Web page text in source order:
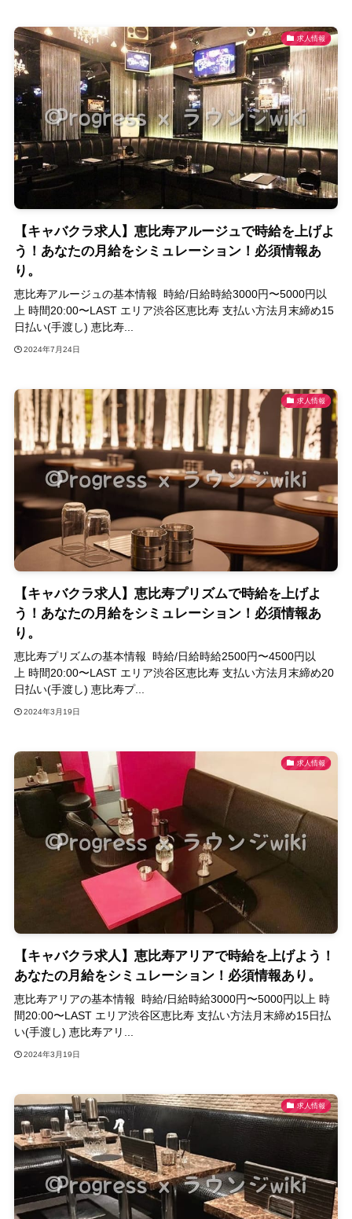
求人情報
【キャバクラ求人】恵比寿アルージュで時給を上げよ
う！あなたの月給をシミュレーション！必須情報あ
り。
恵比寿アルージュの基本情報 時給/日給時給3000円〜5000円以
上 時間20:00〜LAST エリア渋谷区恵比寿 支払い方法月末締め15
日払い(手渡し) 恵比寿...
2024年7月24日
求人情報
【キャバクラ求人】恵比寿プリズムで時給を上げよ
う！あなたの月給をシミュレーション！必須情報あ
り。
恵比寿プリズムの基本情報 時給/日給時給2500円〜4500円以
上 時間20:00〜LAST エリア渋谷区恵比寿 支払い方法月末締め20
日払い(手渡し) 恵比寿プ...
2024年3月19日
求人情報
【キャバクラ求人】恵比寿アリアで時給を上げよう！
あなたの月給をシミュレーション！必須情報あり。
恵比寿アリアの基本情報 時給/日給時給3000円〜5000円以上 時
間20:00〜LAST エリア渋谷区恵比寿 支払い方法月末締め15日払
い(手渡し) 恵比寿アリ...
2024年3月19日
求人情報